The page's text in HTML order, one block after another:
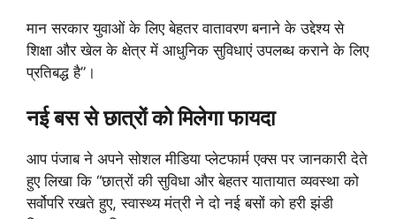
मान सरकार युवाओं के लिए बेहतर वातावरण बनाने के उद्देश्य से
शिक्षा और खेल के क्षेत्र में आधुनिक सुविधाएं उपलब्ध कराने के लिए
प्रतिबद्ध है”।
नई बस से छात्रों को मिलेगा फायदा
आप पंजाब ने अपने सोशल मीडिया प्लेटफार्म एक्स पर जानकारी देते
हुए लिखा कि “छात्रों की सुविधा और बेहतर यातायात व्यवस्था को
सर्वोपरि रखते हुए, स्वास्थ्य मंत्री ने दो नई बसों को हरी झंडी